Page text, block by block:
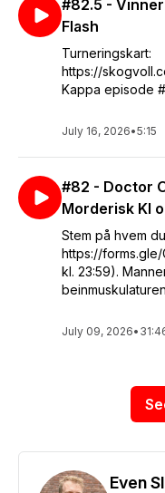
#82.5 -
Flash
Turneringskart:
https://
Kappa episode
July 16, 2026•5:15
#82 - Doctor
Morderisk KI
Stem på hvem
https://forms.gle/
kl. 23:59).
July 09, 2026•
Even